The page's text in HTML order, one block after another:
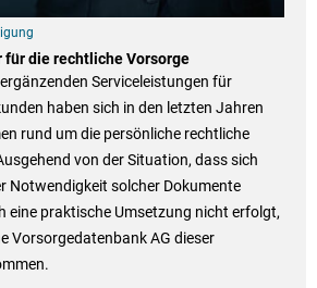
die rechtliche Vorsorge
Serviceleistungen für
haben sich in den letzten Jahren
rund um die persönliche rechtliche
von der Situation, dass sich
Notwendigkeit solcher Dokumente
eine praktische Umsetzung nicht erfolgt,
Vorsorgedatenbank AG dieser